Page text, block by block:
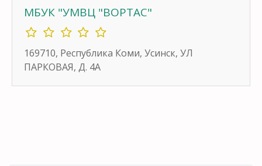
МБУК "УМВЦ "ВОРТАС"
169710, Республика Коми, Усинск, УЛ
ПАРКОВАЯ, Д. 4А